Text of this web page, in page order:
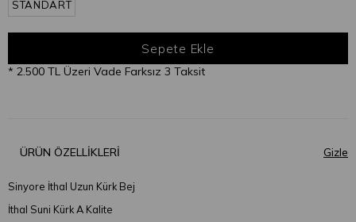
STANDART
* 2.500 TL Üzeri Vade Farksız 3 Taksit
ÜRÜN ÖZELLIKLERI
Sinyore İthal Uzun Kürk Bej
İthal Suni Kürk A Kalite